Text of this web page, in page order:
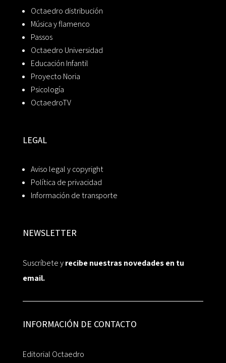
Octaedro distribución
Música y flamenco
Passos
Octaedro Universidad
Educación Infantil
Proyecto Noria
Psicología
OctaedroTV
LEGAL
Aviso legal y copyright
Política de privacidad
Información de transporte
NEWSLETTER
Suscríbete yrecibe nuestras novedades en tu
email.
INFORMACIÓN DE CONTACTO
Editorial Octaedro